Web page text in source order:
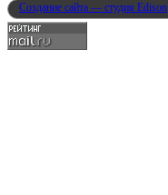
Создание сайта — студия Edison